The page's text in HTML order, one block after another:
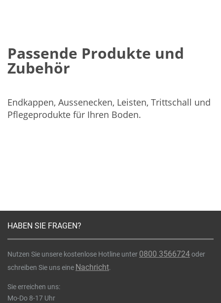
Passende Produkte und
Zubehör
Endkappen, Aussenecken, Leisten, Trittschall und
Pflegeprodukte für Ihren Boden.
HABEN SIE FRAGEN?
Nutzen Sie unsere kostenlose Hotline unter 0800 3566724oder
schreiben Sie uns eine Nachricht.
Sie erreichen uns:
Mo-Do 8-17 Uhr